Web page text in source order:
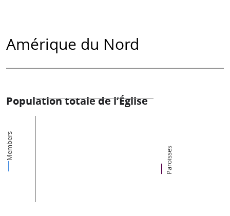
Amérique du Nord
Population totale de l’Église
Members Paroisses